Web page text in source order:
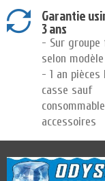
Garantie
3 ans
- Sur groupe
selon modèle
- 1 an pièces
casse sauf
accessoires